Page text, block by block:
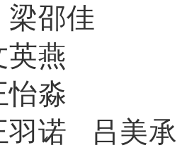
梁邵佳
英燕
怡淼
羽诺 吕美